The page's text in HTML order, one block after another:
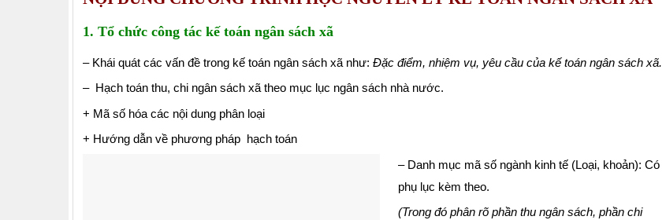
1. Tổ chức công tác kế toán ngân sách xã
– Khái quát các vấn đề trong kế toán ngân sách xã như: Đặc điểm, nhiệm vụ, yêu cầu của kế toán ngân sách xã.
– Hạch toán thu, chi ngân sách xã theo mục lục ngân sách nhà nước.
+ Mã số hóa các nội dung phân loại
+ Hướng dẫn về phương pháp hạch toán
– Danh mục mã số ngành kinh tế (Loại, khoản): Có
phụ lục kèm theo.
(Trong đó phân rõ phần thu ngân sách, phần chi